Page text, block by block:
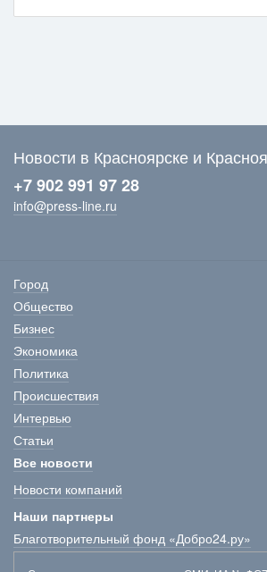
Новости в Красноярске и
+7 902 991 97 28
info@press-line.ru
Город
Общество
Бизнес
Экономика
Политика
Происшествия
Интервью
Статьи
Все новости
Новости компаний
Наши партнеры
Благотворительный фонд «Добро24.ру»